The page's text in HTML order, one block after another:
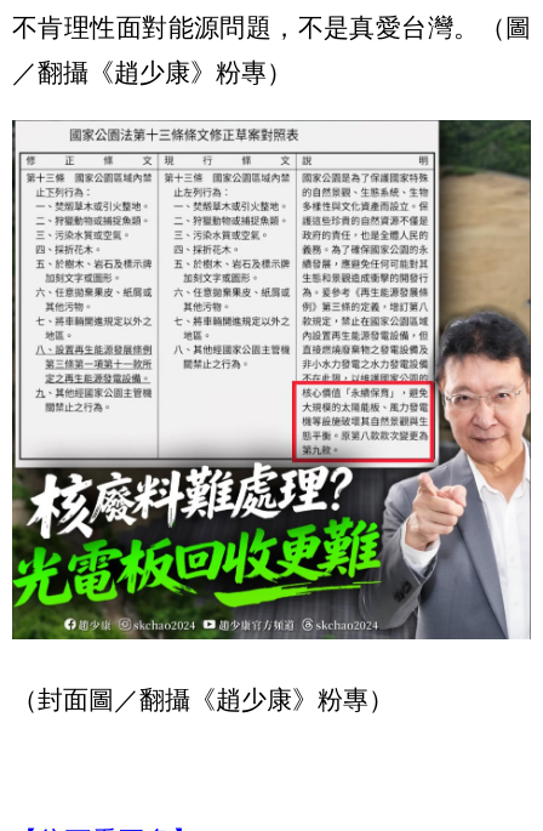
不肯理性面對能源問題，不是真愛台灣。（圖
／翻攝《趙少康》粉專）
（封面圖／翻攝《趙少康》粉專）